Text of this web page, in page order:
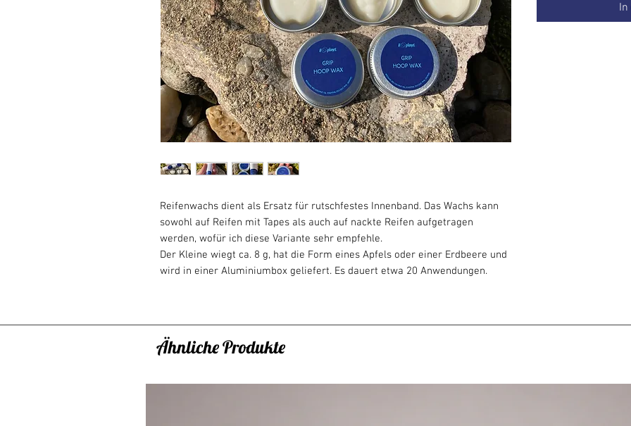
Reifenwachs dient als Ersatz für rutschfestes Innenband. Das Wachs kann
sowohl auf Reifen mit Tapes als auch auf nackte Reifen aufgetragen
werden, wofür ich diese Variante sehr empfehle.
Der Kleine wiegt ca. 8 g, hat die Form eines Apfels oder einer Erdbeere und
wird in einer Aluminiumbox geliefert. Es dauert etwa 20 Anwendungen.
Der große wiegt ca. 18g und befindet sich in einem ausziehbaren Rohr. Sehr
praktisch anzuwenden. Es dauert etwa 50 Anwendungen.
Antirutschbändern keine glatte Isolierung. Geniale Sache!
In
Ähnliche Produkte